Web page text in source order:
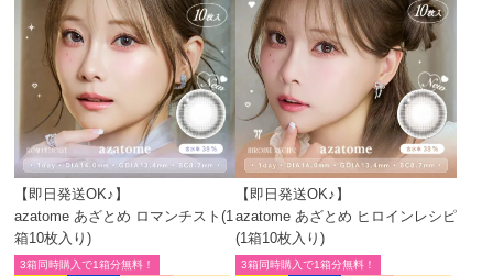
【即日発送OK♪】
azatome あざとめ ロマンチスト(1
箱10枚入り)
3箱同時購入で1箱分無料！
【即日発送OK♪】
azatome あざとめ ヒロインレシピ
(1箱10枚入り)
3箱同時購入で1箱分無料！